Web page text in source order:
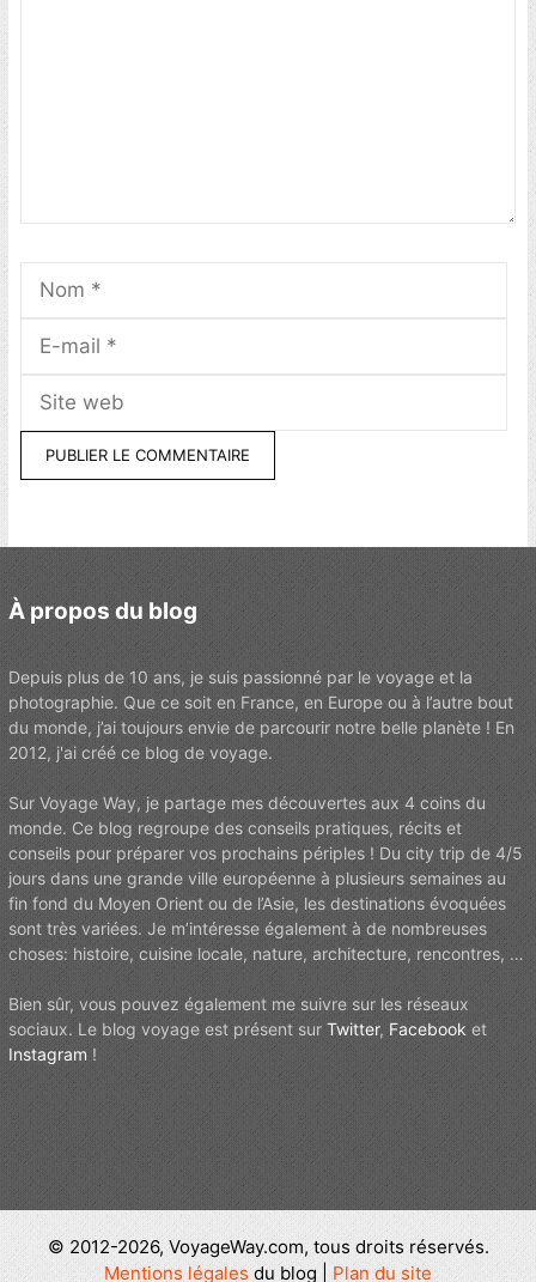
Nom
À propos du blog
Depuis plus de 10 ans, je suis passionné par le voyage et la
photographie. Que ce soit en France, en Europe ou à l’autre bout
du monde, j’ai toujours envie de parcourir notre belle planète ! En
2012, j'ai créé ce blog de voyage.
Sur Voyage Way, je partage mes découvertes aux 4 coins du
monde. Ce blog regroupe des conseils pratiques, récits et
conseils pour préparer vos prochains périples ! Du city trip de 4/5
jours dans une grande ville européenne à plusieurs semaines au
fin fond du Moyen Orient ou de l’Asie, les destinations évoquées
sont très variées. Je m’intéresse également à de nombreuses
choses: histoire, cuisine locale, nature, architecture, rencontres, …
Bien sûr, vous pouvez également me suivre sur les réseaux
sociaux. Le blog voyage est présent surTwitter, Facebooket
Instagram!
© 2012-2026, VoyageWay.com, tous droits réservés.
Mentions légales du blog | Plan du site